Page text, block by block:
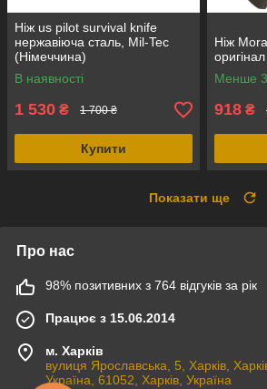
Ніж us pilot survival knife
нержавіюча сталь, Mil-Tec
(Німеччина)
В наявності
1 530 ₴ 1 700 ₴
Купити
Ніж
Менше
918 ₴
Показати ще
Про нас
98% позитивних з 764 відгуків за рік
Працює з 15.06.2014
м. Харків
вулиця Ярославська, 5, Харків,
Україна, 61052, Харків, Україна